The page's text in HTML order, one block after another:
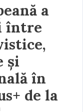
a
între
și
în
de la